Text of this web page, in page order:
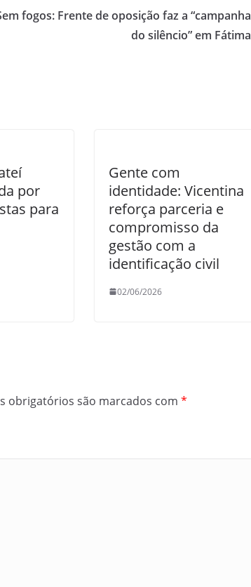
fogos: Frente de oposição faz a “campanha
do silêncio” em Fátima
por
para
Gente com
identidade: Vicentina
reforça parceria e
compromisso da
gestão com a
identificação civil
02/06/2026
obrigatórios são marcados com *